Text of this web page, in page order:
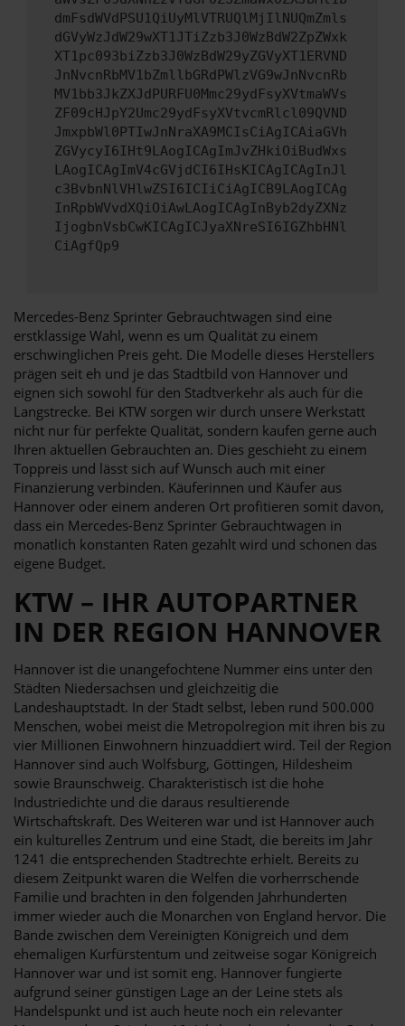
dmFsdWVdPSU1QiUyMlVTRUQlMjIlNUQmZmls
dGVyWzJdW29wXT1JTiZzb3J0WzBdW2ZpZWxk
XT1pc093biZzb3J0WzBdW29yZGVyXT1ERVND
JnNvcnRbMV1bZmllbGRdPWlzVG9wJnNvcnRb
MV1bb3JkZXJdPURFU0Mmc29ydFsyXVtmaWVs
ZF09cHJpY2Umc29ydFsyXVtvcmRlcl09QVND
JmxpbWl0PTIwJnNraXA9MCIsCiAgICAiaGVh
ZGVycyI6IHt9LAogICAgImJvZHkiOiBudWxs
LAogICAgImV4cGVjdCI6IHsKICAgICAgInJl
c3BvbnNlVHlwZSI6ICIiCiAgICB9LAogICAg
InRpbWVvdXQiOiAwLAogICAgInByb2dyZXNz
IjogbnVsbCwKICAgICJyaXNreSI6IGZhbHNl
CiAgfQp9
Mercedes-Benz Sprinter Gebrauchtwagen sind eine
erstklassige Wahl, wenn es um Qualität zu einem
erschwinglichen Preis geht. Die Modelle dieses Herstellers
prägen seit eh und je das Stadtbild von Hannover und
eignen sich sowohl für den Stadtverkehr als auch für die
Langstrecke. Bei KTW sorgen wir durch unsere Werkstatt
nicht nur für perfekte Qualität, sondern kaufen gerne auch
Ihren aktuellen Gebrauchten an. Dies geschieht zu einem
Toppreis und lässt sich auf Wunsch auch mit einer
Finanzierung verbinden. Käuferinnen und Käufer aus
Hannover oder einem anderen Ort profitieren somit davon,
dass ein Mercedes-Benz Sprinter Gebrauchtwagen in
monatlich konstanten Raten gezahlt wird und schonen das
eigene Budget.
KTW – IHR AUTOPARTNER
IN DER REGION HANNOVER
Hannover ist die unangefochtene Nummer eins unter den
Städten Niedersachsen und gleichzeitig die
Landeshauptstadt. In der Stadt selbst, leben rund 500.000
Menschen, wobei meist die Metropolregion mit ihren bis zu
vier Millionen Einwohnern hinzuaddiert wird. Teil der Region
Hannover sind auch Wolfsburg, Göttingen, Hildesheim
sowie Braunschweig. Charakteristisch ist die hohe
Industriedichte und die daraus resultierende
Wirtschaftskraft. Des Weiteren war und ist Hannover auch
ein kulturelles Zentrum und eine Stadt, die bereits im Jahr
1241 die entsprechenden Stadtrechte erhielt. Bereits zu
diesem Zeitpunkt waren die Welfen die vorherrschende
Familie und brachten in den folgenden Jahrhunderten
immer wieder auch die Monarchen von England hervor. Die
Bande zwischen dem Vereinigten Königreich und dem
ehemaligen Kurfürstentum und zeitweise sogar Königreich
Hannover war und ist somit eng. Hannover fungierte
aufgrund seiner günstigen Lage an der Leine stets als
Handelspunkt und ist auch heute noch ein relevanter